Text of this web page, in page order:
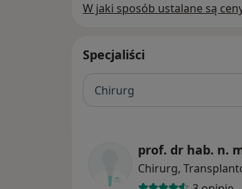
W jaki sposób ustalane są
Specjaliści
Chirurg
prof. dr hab. n.
Chirurg,